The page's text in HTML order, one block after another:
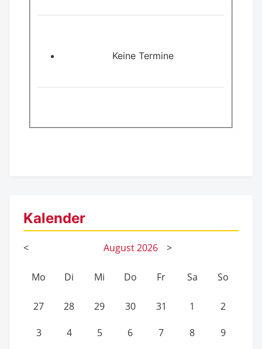
Keine Termine
Kalender
< August2026 >
Mo Di Mi Do Fr Sa So
27 28 29 30 31 1 2
3 4 5 6 7 8 9